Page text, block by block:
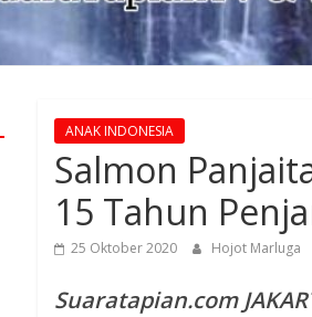
ANAK INDONESIA
Salmon
15 Tahun
25 Oktober 2020 Hojot Marluga
Suaratapian.com